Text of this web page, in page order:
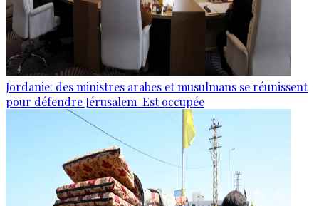
Jordanie: des ministres arabes et musulmans se réunissent
pour défendre Jérusalem-Est occupée